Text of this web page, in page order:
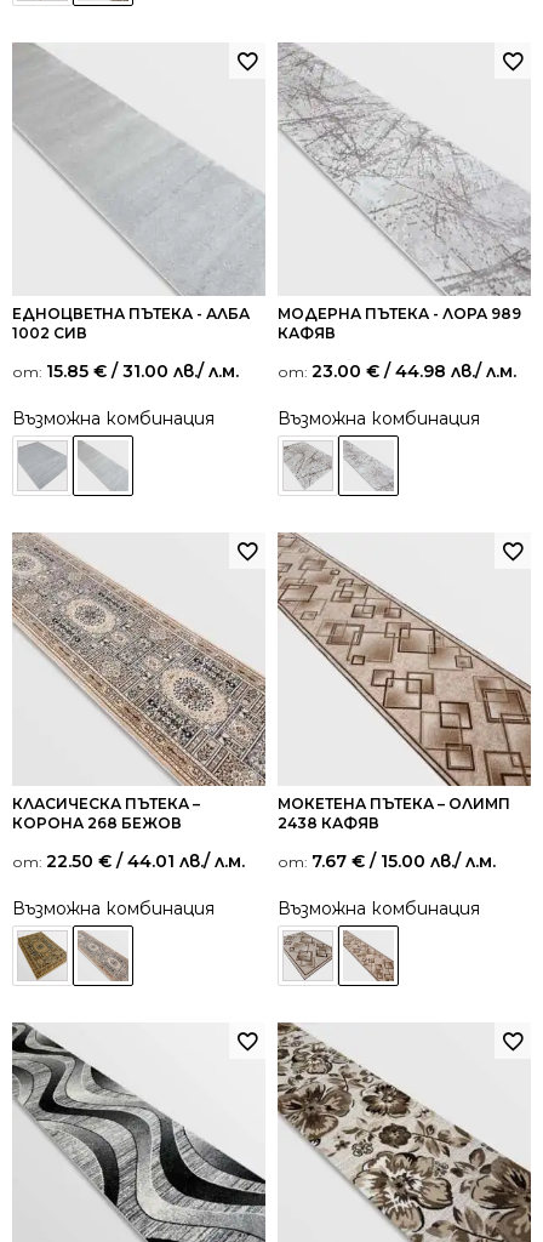
ЕДНОЦВЕТНА ПЪТЕКА - АЛБА
1002 СИВ
от: 15.85 € / 31.00 лв./ л.м.
Възможна комбинация
МОДЕРНА ПЪТЕКА - ЛОРА 989
КАФЯВ
от: 23.00 € / 44.98 лв./ л.м.
Възможна комбинация
КЛАСИЧЕСКА ПЪТЕКА –
КОРОНА 268 БЕЖОВ
от: 22.50 € / 44.01 лв./ л.м.
Възможна комбинация
МОКЕТЕНА ПЪТЕКА – ОЛИМП
2438 КАФЯВ
от: 7.67 € / 15.00 лв./ л.м.
Възможна комбинация